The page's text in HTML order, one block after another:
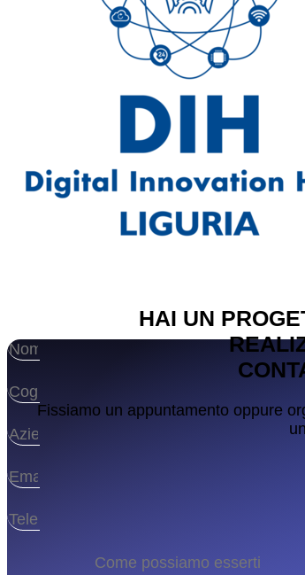
HAI UN
Fissiamo un appuntamento oppure